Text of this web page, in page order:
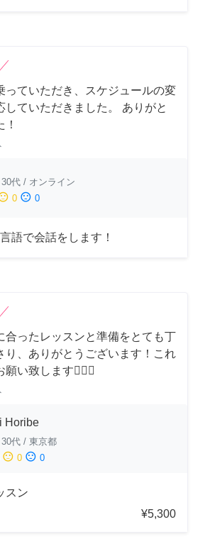
っていただき、スケジュールの変
していただきました。 ありがと
30代 / オンライン
0 sentiment_dissatisfied 0
語で会話をします！
合ったレッスンと準備をとても丁
り、ありがとうございます！これ
い致します🙇‍♀️✨
Horibe
30代 / 東京都
sentiment_neutral 0 sentiment_dissatisfied 0
スン
¥5,300